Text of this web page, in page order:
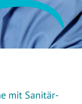
mit Sanitär-